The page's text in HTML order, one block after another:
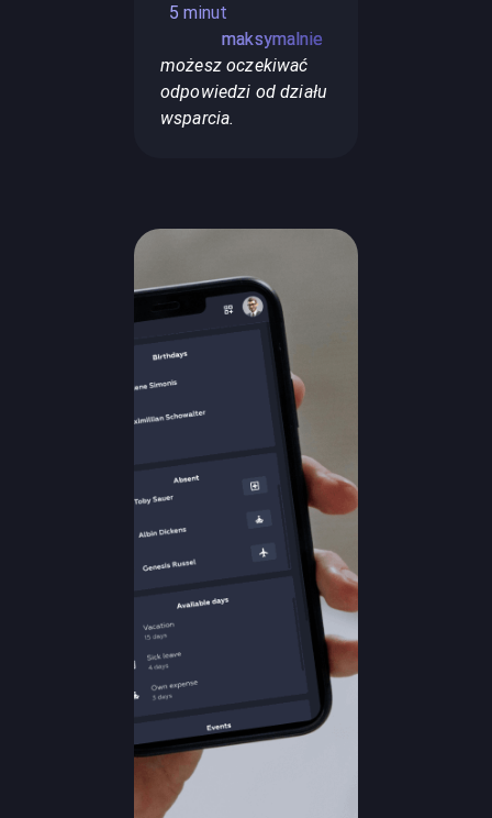
5 minut
maksymalnie
możesz oczekiwać
odpowiedzi od działu
wsparcia.